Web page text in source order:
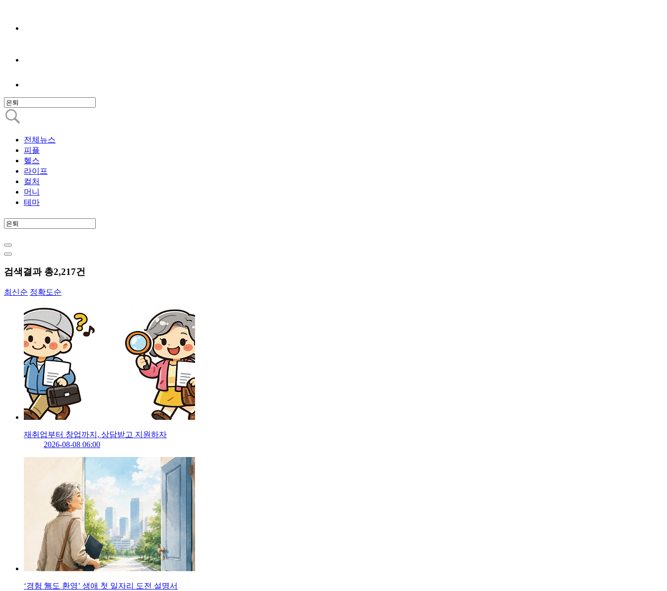
전체뉴스
피플
헬스
라이프
컬처
머니
테마
검색결과 총2,217건
최신순 정확도순
재취업부터 창업까지, 상담받고 지원하자
2026-08-08 06:00
‘경험 無도 환영’ 생애 첫 일자리 도전 설명서